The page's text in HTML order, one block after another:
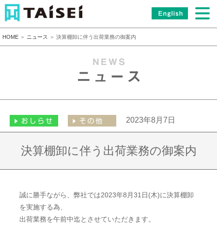
HOME ＞ ニュース ＞ 決算棚卸に伴う出荷業務の御案内
2023年8月7日
決算棚卸に伴う出荷業務の御案内
誠に勝手ながら、弊社では2023年8月31日(木)に決算棚卸
を実施する為、
出荷業務を午前中迄とさせていただきます。